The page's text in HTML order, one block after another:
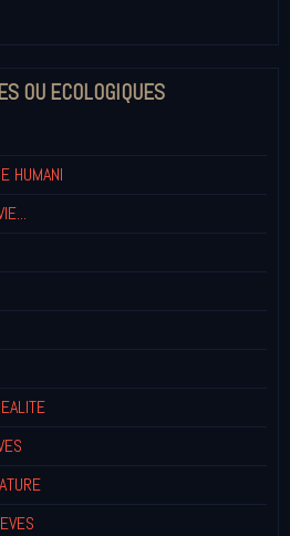
OU ECOLOGIQUES
HUMANI